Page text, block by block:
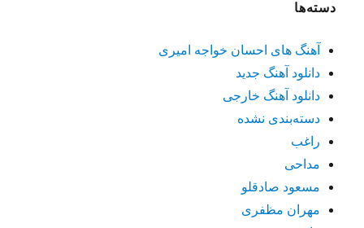
دسته‌ها
آهنگ های احسان خواجه امیری
دانلود آهنگ جدید
دانلود آهنگ خارجی
دسته‌بندی نشده
راغب
مداحی
مسعود صادقلو
مهران مظفری